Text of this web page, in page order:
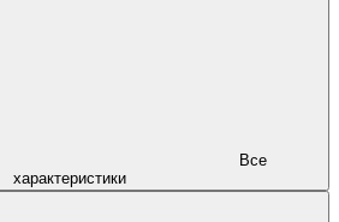
характеристики